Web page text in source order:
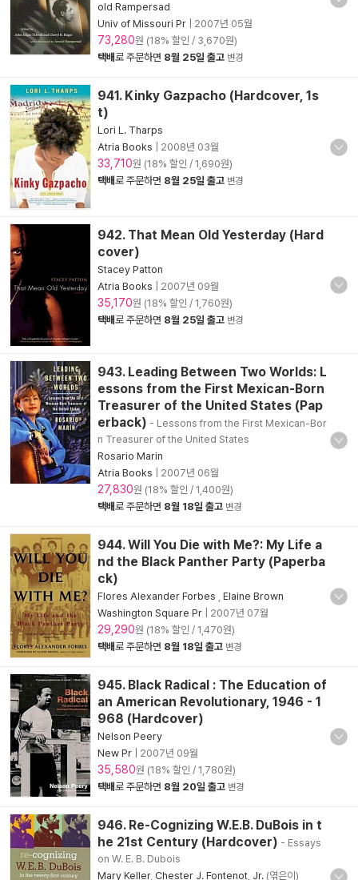
old Rampersad
Univ of Missouri Pr
2007년 05월
73,280원 (18% 할인 / 3,670원)
택배로 주문하면 8월 25일 출고 변경
941. Kinky Gazpacho (Hardcover, 1s
t)
Lori L. Tharps
Atria Books
2008년 03월
33,710원 (18% 할인 / 1,690원)
택배로 주문하면 8월 25일 출고 변경
942. That Mean Old Yesterday (Hard
cover)
Stacey Patton
Atria Books
2007년 09월
35,170원 (18% 할인 / 1,760원)
택배로 주문하면 8월 25일 출고 변경
943. Leading Between Two Worlds: L
essons from the First Mexican-Born
Treasurer of the United States (Pap
erback) - Lessons from the First Mexican-Bor
n Treasurer of the United States
Rosario Marin
Atria Books
2007년 06월
27,830원 (18% 할인 / 1,400원)
택배로 주문하면 8월 18일 출고 변경
944. Will You Die with Me?: My Life a
nd the Black Panther Party (Paperba
ck)
Flores Alexander Forbes
Elaine Brown
Washington Square Pr
2007년 07월
29,290원 (18% 할인 / 1,470원)
택배로 주문하면 8월 18일 출고 변경
945. Black Radical : The Education of
an American Revolutionary, 1946 - 1
968 (Hardcover)
Nelson Peery
New Pr
2007년 09월
35,580원 (18% 할인 / 1,780원)
택배로 주문하면 8월 20일 출고 변경
946. Re-Cognizing W.E.B. DuBois in t
he 21st Century (Hardcover) - Essays
on W. E. B. Dubois
Mary Keller, Chester J. Fontenot, Jr. (엮은이)